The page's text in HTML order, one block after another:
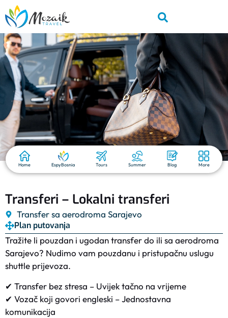
Home EspyBosnia Tours Summer Blog More
Transferi – Lokalni transferi
Transfer sa aerodroma Sarajevo
Plan putovanja
Tražite li pouzdan i ugodan transfer do ili sa aerodroma
Sarajevo? Nudimo vam pouzdanu i pristupačnu uslugu
shuttle prijevoza.
✔ Transfer bez stresa – Uvijek tačno na vrijeme
✔ Vozač koji govori engleski – Jednostavna
komunikacija